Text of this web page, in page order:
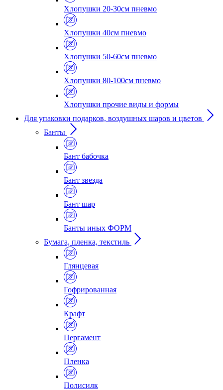
Хлопушки 20-30см пневмо
Хлопушки 40см пневмо
Хлопушки 50-60см пневмо
Хлопушки 80-100см пневмо
Хлопушки прочие виды и формы
Для упаковки подарков, воздушных шаров и цветов
Банты
Бант бабочка
Бант звезда
Бант шар
Банты иных ФОРМ
Бумага, пленка, текстиль
Глянцевая
Гофрированная
Крафт
Пергамент
Пленка
Полисилк